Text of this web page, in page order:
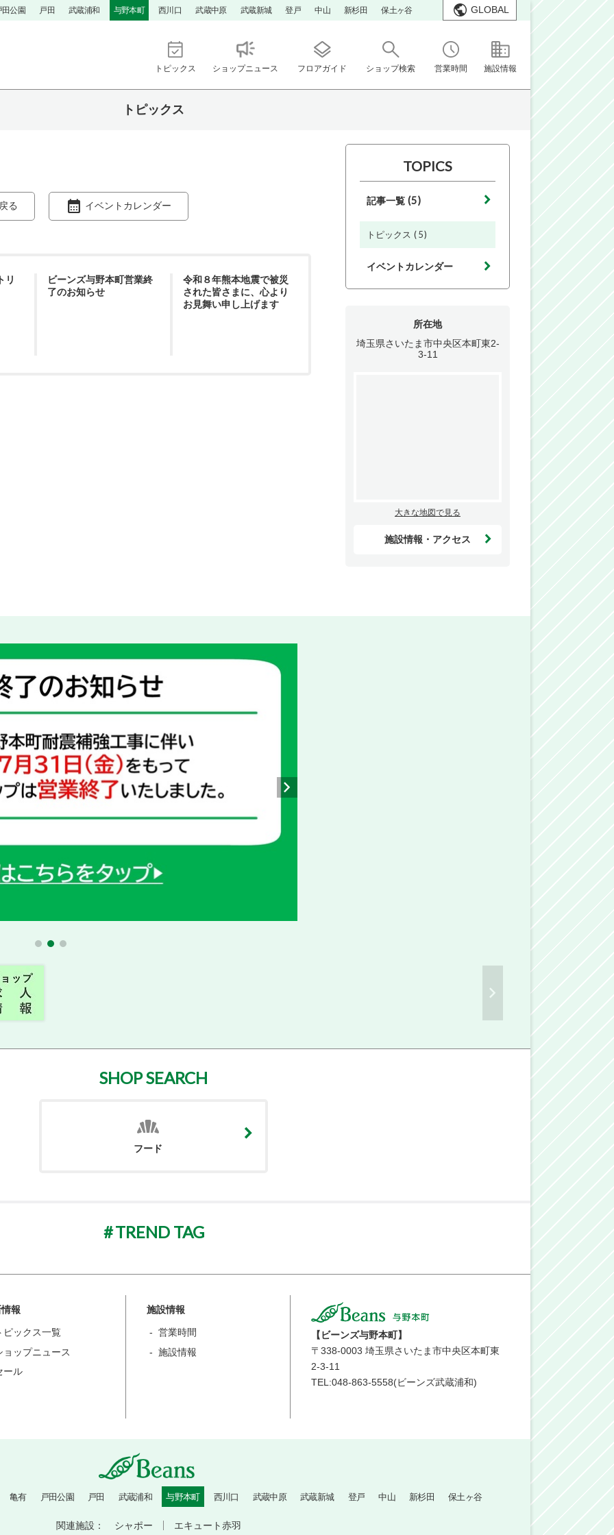
田公園 戸田 武蔵浦和 与野本町 西川口 武蔵中原 武蔵新城 登戸 中山 新杉田 保土ヶ谷 GLOBAL
トピックス ショップニュース フロアガイド ショップ検索 営業時間 施設情報
トピックス
る イベントカレンダー
リ
ビーンズ与野本町営業終
了のお知らせ
令和８年熊本地震で被災
された皆さまに、心より
お見舞い申し上げます
TOPICS
記事一覧 (5)
トピックス (5)
イベントカレンダー
所在地
埼玉県さいたま市中央区本町東2-
3-11
大きな地図で見る
施設情報・アクセス
SHOP SEARCH
フード
TREND TAG
報
ピックス一覧
ョップニュース
ール
施設情報
営業時間
施設情報
【ビーンズ与野本町】
〒 338-0003 埼玉県さいたま市中央区本町東
2-3-11
TEL:048-863-5558(ビーンズ武蔵浦和)
亀有 戸田公園 戸田 武蔵浦和 与野本町 西川口 武蔵中原 武蔵新城 登戸 中山 新杉田 保土ヶ谷
関連施設： シャポー エキュート赤羽